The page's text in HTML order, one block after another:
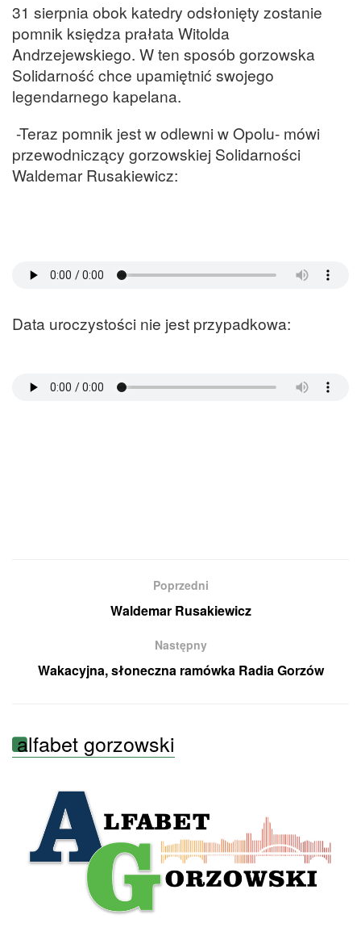
31 sierpnia obok katedry odsłonięty zostanie
pomnik księdza prałata Witolda
Andrzejewskiego. W ten sposób gorzowska
Solidarność chce upamiętnić swojego
legendarnego kapelana.
-Teraz pomnik jest w odlewni w Opolu- mówi
przewodniczący gorzowskiej Solidarności
Waldemar Rusakiewicz:
Data uroczystości nie jest przypadkowa:
Poprzedni
Waldemar Rusakiewicz
Następny
Wakacyjna, słoneczna ramówka Radia Gorzów
alfabet gorzowski